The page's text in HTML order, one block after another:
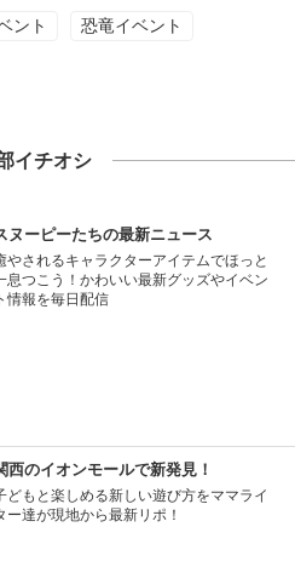
ント 恐竜イベント
イチオシ
ヌーピーたちの最新ニュース
やされるキャラクターアイテムでほっと
息つこう！かわいい最新グッズやイベン
情報を毎日配信
西のイオンモールで新発見！
どもと楽しめる新しい遊び方をママライ
ー達が現地から最新リポ！